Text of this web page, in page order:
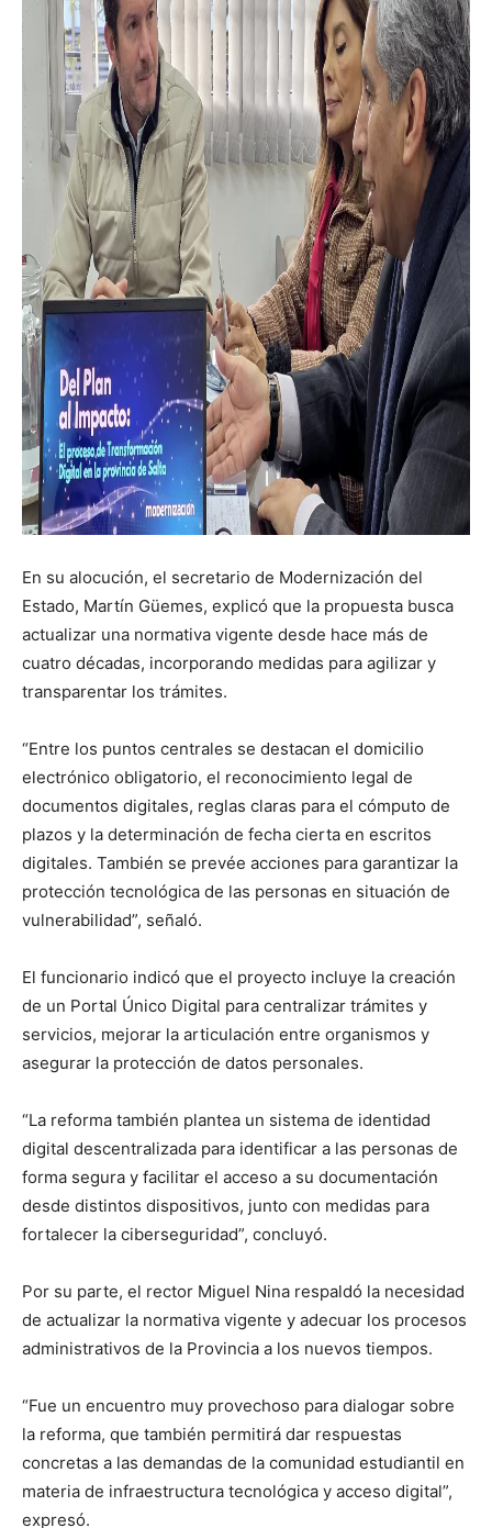
En su alocución, el secretario de Modernización del
Estado, Martín Güemes, explicó que la propuesta busca
actualizar una normativa vigente desde hace más de
cuatro décadas, incorporando medidas para agilizar y
transparentar los trámites.
“Entre los puntos centrales se destacan el domicilio
electrónico obligatorio, el reconocimiento legal de
documentos digitales, reglas claras para el cómputo de
plazos y la determinación de fecha cierta en escritos
digitales. También se prevée acciones para garantizar la
protección tecnológica de las personas en situación de
vulnerabilidad”, señaló.
El funcionario indicó que el proyecto incluye la creación
de un Portal Único Digital para centralizar trámites y
servicios, mejorar la articulación entre organismos y
asegurar la protección de datos personales.
“La reforma también plantea un sistema de identidad
digital descentralizada para identificar a las personas de
forma segura y facilitar el acceso a su documentación
desde distintos dispositivos, junto con medidas para
fortalecer la ciberseguridad”, concluyó.
Por su parte, el rector Miguel Nina respaldó la necesidad
de actualizar la normativa vigente y adecuar los procesos
administrativos de la Provincia a los nuevos tiempos.
“Fue un encuentro muy provechoso para dialogar sobre
la reforma, que también permitirá dar respuestas
concretas a las demandas de la comunidad estudiantil en
materia de infraestructura tecnológica y acceso digital”,
expresó.